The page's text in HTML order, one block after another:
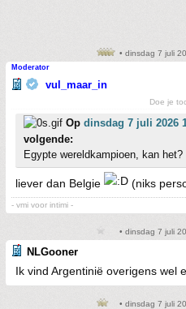
• dinsdag 7 juli
Moderator
vul_maar_in
Doe je
Op dinsdag 7 juli 2026
volgende:
Egypte wereldkampioen, kan het?
liever dan Belgie (niks
- vmi voor intimi -
• dinsdag 7 juli
NLGooner
Ik vind Argentinië overigens wel
• dinsdag 7 juli